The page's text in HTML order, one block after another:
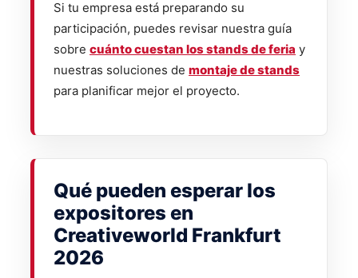
Si tu empresa está preparando su
participación, puedes revisar nuestra guía
sobre cuánto cuestan los stands de feria y
nuestras soluciones de montaje de stands
para planificar mejor el proyecto.
Qué pueden esperar los
expositores en
Creativeworld Frankfurt
2026